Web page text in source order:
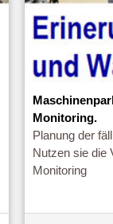
Monitoring.
Planung der
Nutzen sie die
Monitoring